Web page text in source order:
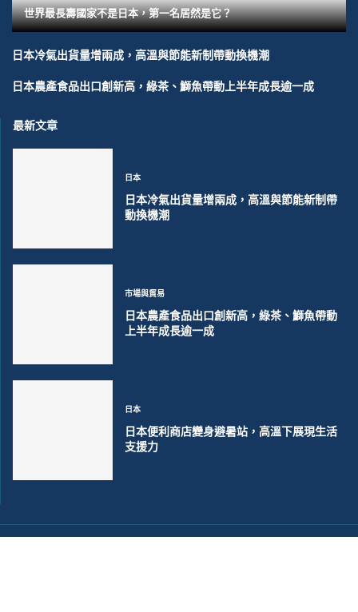
世界最長壽國家不是日本，第一名居然是它？
日本冷氣出貨量增兩成，高溫與節能新制帶動換機潮
日本農產食品出口創新高，綠茶、鰤魚帶動上半年成長逾一成
最新文章
日本
日本冷氣出貨量增兩成，高溫與節能新制帶
動換機潮
市場與貿易
日本農產食品出口創新高，綠茶、鰤魚帶動
上半年成長逾一成
日本
日本便利商店變身避暑站，高溫下展現生活
支援力